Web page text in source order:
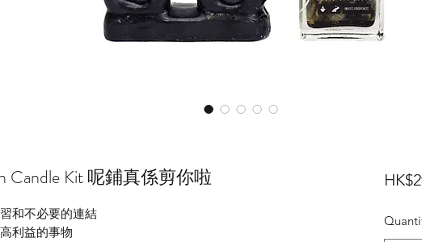
Candle Kit 呢鋪真係剪你啦
和不必要的連結
利益的事物